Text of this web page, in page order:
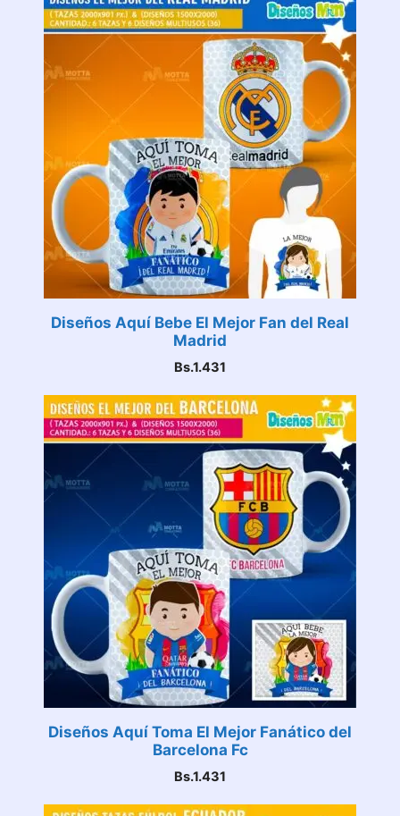
Diseños Aquí Bebe El Mejor Fan del Real
Madrid
Bs.1.431
Diseños Aquí Toma El Mejor Fanático del
Barcelona Fc
Bs.1.431